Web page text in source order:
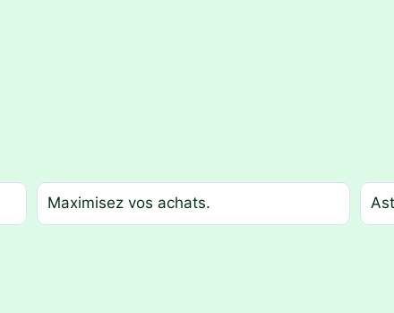
Maximisez vos achats.